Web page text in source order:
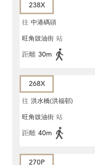
238X
往 中港碼頭
旺角豉油街 站
距離 30m
268X
往 洪水橋(洪福邨)
旺角豉油街 站
距離 40m
270P